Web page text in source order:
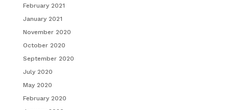
February 2021
January 2021
November 2020
October 2020
September 2020
July 2020
May 2020
February 2020